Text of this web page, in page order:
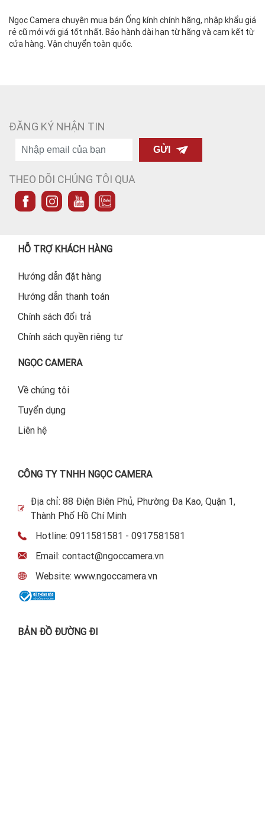
Ngọc Camera chuyên mua bán Ống kính chính hãng, nhập khẩu giá
rẻ cũ mới với giá tốt nhất. Bảo hành dài hạn từ hãng và cam kết từ
cửa hàng. Vận chuyển toàn quốc.
ĐĂNG KÝ NHẬN TIN
GỬI
THEO DÕI CHÚNG TÔI QUA
HỖ TRỢ KHÁCH HÀNG
Hướng dẫn đặt hàng
Hướng dẫn thanh toán
Chính sách đổi trả
Chính sách quyền riêng tư
NGỌC CAMERA
Về chúng tôi
Tuyển dụng
Liên hệ
CÔNG TY TNHH NGỌC CAMERA
Địa chỉ: 88 Điện Biên Phủ, Phường Đa Kao, Quận 1,
Thành Phố Hồ Chí Minh
Hotline: 0911581581 - 0917581581
Email: contact@ngoccamera.vn
Website: www.ngoccamera.vn
BẢN ĐỒ ĐƯỜNG ĐI